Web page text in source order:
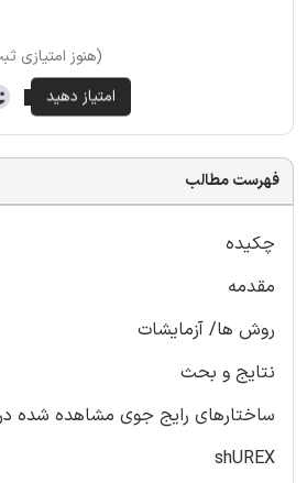
(هنوز امتیازی
فهرست مطالب
چکیده
مقدمه
روش ها/ آزمایشات
نتایج و بحث
ساختارهای رایج جوی مشاهده شده
shUREX